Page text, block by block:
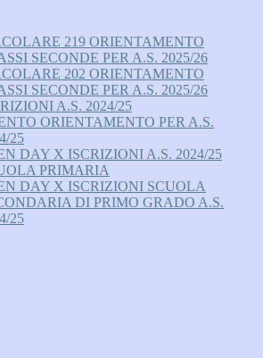
219 ORIENTAMENTO
SECONDE PER A.S. 2025/26
202 ORIENTAMENTO
SECONDE PER A.S. 2025/26
A.S. 2024/25
ORIENTAMENTO PER A.S.
25
DAY X ISCRIZIONI A.S. 2024/25
PRIMARIA
DAY X ISCRIZIONI SCUOLA
DI PRIMO GRADO A.S.
25